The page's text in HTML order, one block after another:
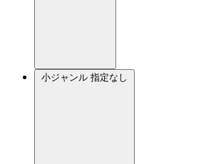
小ジャンル 指定なし